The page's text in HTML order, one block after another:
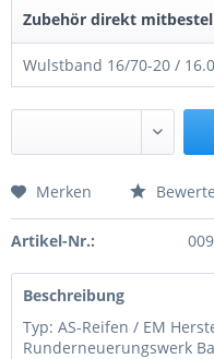
Zubehör direkt
Preis anfragen
Merken
Artikel-Nr.:
Beschreibung
Typ: AS-Reifen / EM
Runderneuerungswerk